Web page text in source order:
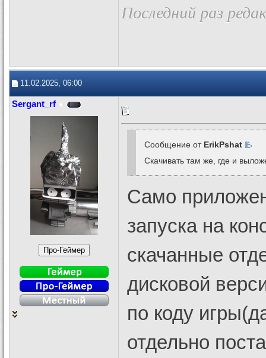
Последний раз
11.02.2025, 06:00
Sergant_rf
Сообщение от ErikPshat
Скачивать там же, где и
Само
запуска на
скачанные
дисковой
по коду
отдельно